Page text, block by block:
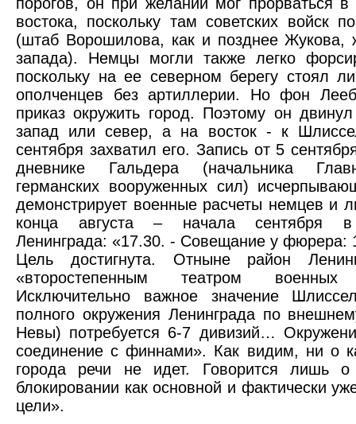
востока, поскольку там советских войск
(штаб Ворошилова, как и позднее Жукова,
запада). Немцы могли также легко
поскольку на ее северном берегу стоял
ополченцев без артиллерии. Но фон
приказ окружить город. Поэтому он
запад или север, а на восток - к
сентября захватил его. Запись от 5
дневнике Гальдера (начальника
германских вооруженных сил)
демонстрирует военные расчеты немцев и
конца августа – начала сентября в
Ленинграда: «17.30. - Совещание у фюрера:
Цель достигнута. Отныне район
«второстепенным театром военных
Исключительно важное значение
полного окружения Ленинграда по
Невы) потребуется 6-7 дивизий…
соединение с финнами». Как видим, ни о
города речи не идет. Говорится лишь
блокировании как основной и фактически
цели».